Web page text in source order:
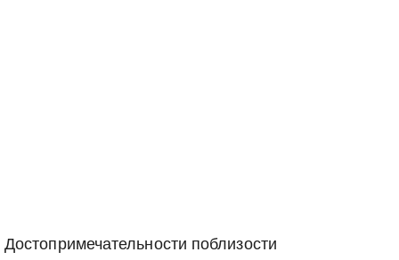
Достопримечательности поблизости